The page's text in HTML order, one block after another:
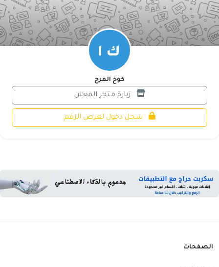
كوخ المرح
زيارة متجر المعلن
سجل دخول لعرض الرقم
الصفحات